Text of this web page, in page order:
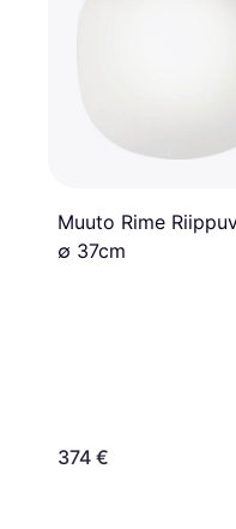
Muuto Rime
∅ 37cm
374 €